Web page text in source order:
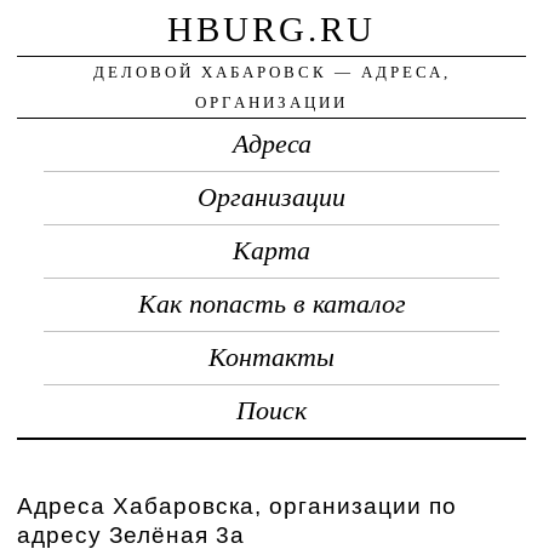
HBURG.RU
ДЕЛОВОЙ ХАБАРОВСК — АДРЕСА,
ОРГАНИЗАЦИИ
Адреса
Организации
Карта
Как попасть в каталог
Контакты
Поиск
Адреса Хабаровска, организации по
адресу Зелёная 3а